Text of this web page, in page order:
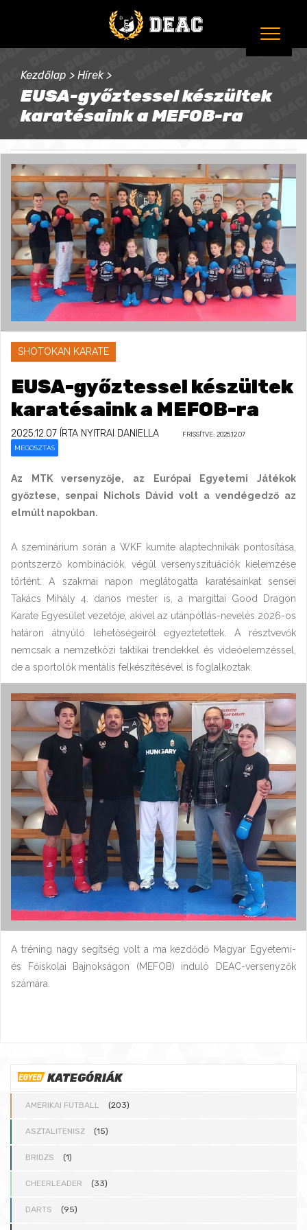
Kezdőlap > Hírek >
EUSA-győztessel készültek
karatésaink a MEFOB-ra
SHOTOKAN KARATE
EUSA-győztessel készültek
karatésaink a MEFOB-ra
2025.12.07 ÍRTA NYITRAI DANIELLA FRISSÍTVE: 2025.12.07
MEGOSZTÁS
Az MTK versenyzője, az Európai Egyetemi Játékok
győztese, senpai Nichols Dávid volt a vendégedző az
elmúlt napokban.
A szeminárium során a WKF kumite alaptechnikák pontosítása,
pontszerző kombinációk, végül versenyszituációk kielemzése
történt. A szakmai napon meglátogatta karatésainkat sensei
Takács Mihály 4. danos mester is, a margittai Good Dragon
Karate Egyesület vezetője, akivel az utánpótlás-nevelés 2026-os
határon átnyúló lehetőségeiről egyeztetettek. A résztvevők
nemcsak a nemzetközi taktikai trendekkel és videóelemzéssel,
de a sportolók mentális felkészítésével is foglalkoztak.
A tréning nagy segítség volt a ma kezdődő Magyar Egyetemi-
és Főiskolai Bajnokságon (MEFOB) induló DEAC-versenyzők
számára.
KATEGÓRIÁK
AMERIKAI FUTBALL (203)
ASZTALITENISZ (15)
BRIDZS (1)
CHEERLEADER (33)
DARTS (95)